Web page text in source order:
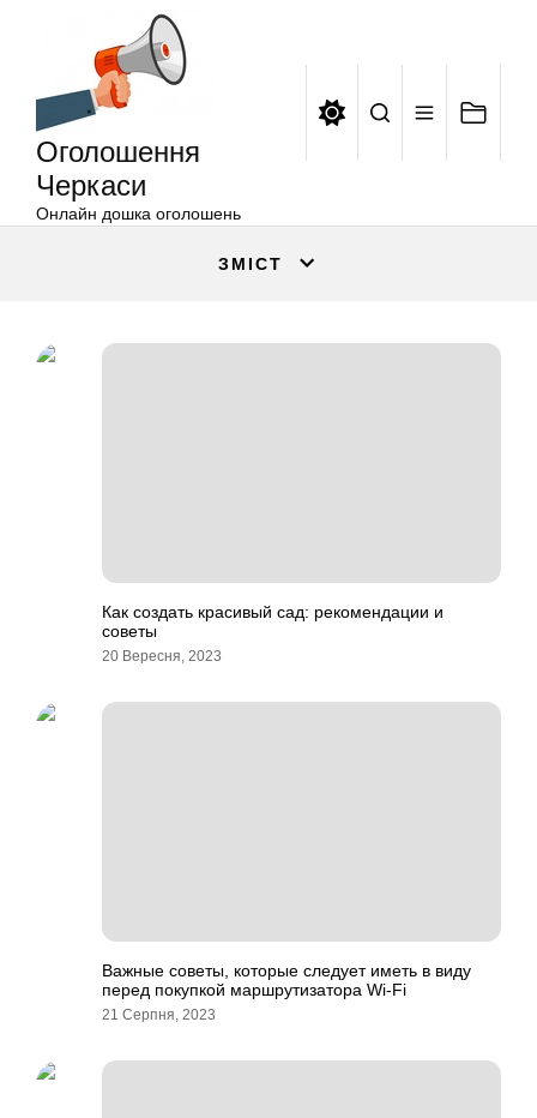
Оголошення
Черкаси
Онлайн дошка оголошень
ЗМІСТ
Как создать красивый сад: рекомендации и
советы
20 Вересня, 2023
Важные советы, которые следует иметь в виду
перед покупкой маршрутизатора Wi-Fi
21 Серпня, 2023